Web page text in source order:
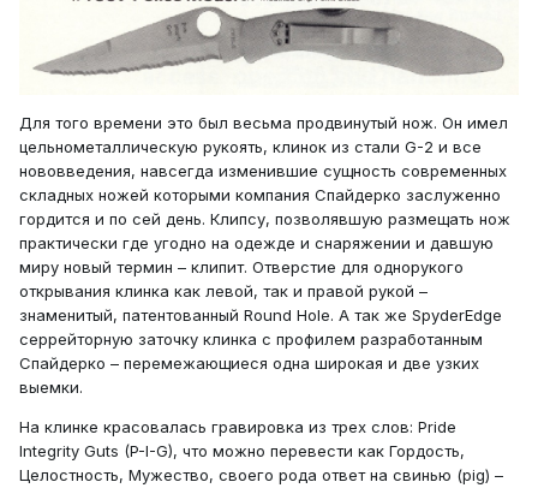
Для того времени это был весьма продвинутый нож. Он имел
цельнометаллическую рукоять, клинок из стали G-2 и все
нововведения, навсегда изменившие сущность современных
складных ножей которыми компания Спайдерко заслуженно
гордится и по сей день. Клипсу, позволявшую размещать нож
практически где угодно на одежде и снаряжении и давшую
миру новый термин – клипит. Отверстие для однорукого
открывания клинка как левой, так и правой рукой –
знаменитый, патентованный Round Hole. А так же SpyderEdge
серрейторную заточку клинка с профилем разработанным
Спайдерко – перемежающиеся одна широкая и две узких
выемки.
На клинке красовалась гравировка из трех слов: Pride
Integrity Guts (P-I-G), что можно перевести как Гордость,
Целостность, Мужество, своего рода ответ на свинью (pig) –